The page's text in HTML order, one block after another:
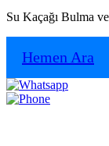
Su Kaçağı Bulma
Hemen Ara